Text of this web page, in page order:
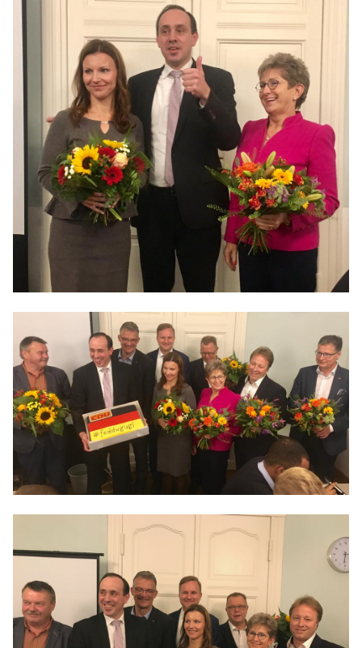
IM LANDTAG
IN DER LANDESREGIERUNG
IM BUNDESTAG
IM EUROPÄISCHEN PARLAMENT
NEWSLETTER ABONNIEREN
BILDER
PROGRAMME
WICHTIGE BESCHLÜSSE DER CDU BRANDENBURG
75 JAHRE CDU BRANDENBURG
PRESSE
SPENDEN
Mitglied werden